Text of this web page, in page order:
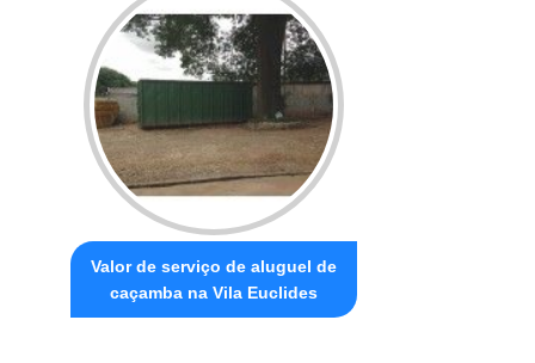
Valor de serviço de aluguel de
caçamba na Vila Euclides